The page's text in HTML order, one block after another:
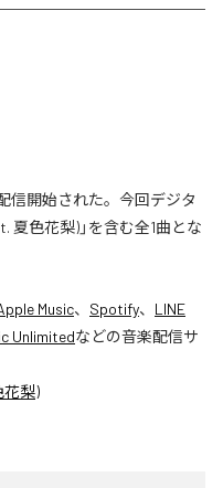
信開始された。今回デジタ
夏色花梨)」を含む全1曲とな
Music、 Spotify、 LINE
Unlimitedなどの音楽配信サ
花梨)